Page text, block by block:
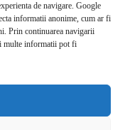
de navigare. Google
informatii anonime, cum ar fi
Prin continuarea navigarii
multe informatii pot fi